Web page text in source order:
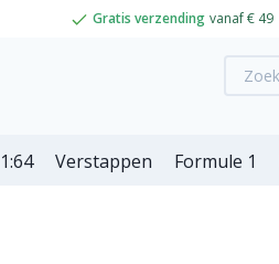
Gratis verzending vanaf € 49
1:64 Verstappen Formule 1